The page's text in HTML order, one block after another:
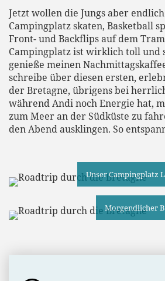
Jetzt wollen die Jungs aber
Campingplatz skaten, Basketball
Front- und Backflips auf dem
Campingplatz ist wirklich toll und
genieße meinen
schreibe über diesen ersten,
der Bretagne, übrigens bei
während Andi noch Energie hat,
zum Meer an der Südküste zu
den Abend ausklingen. So
Unser Campingplatz
Morgendlicher